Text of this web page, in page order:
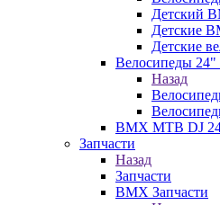
Детский
Детские
Детские
Велосипеды 24"
Назад
BMX MTB DJ
Запчасти
Назад
Запчасти
BMX Запчасти